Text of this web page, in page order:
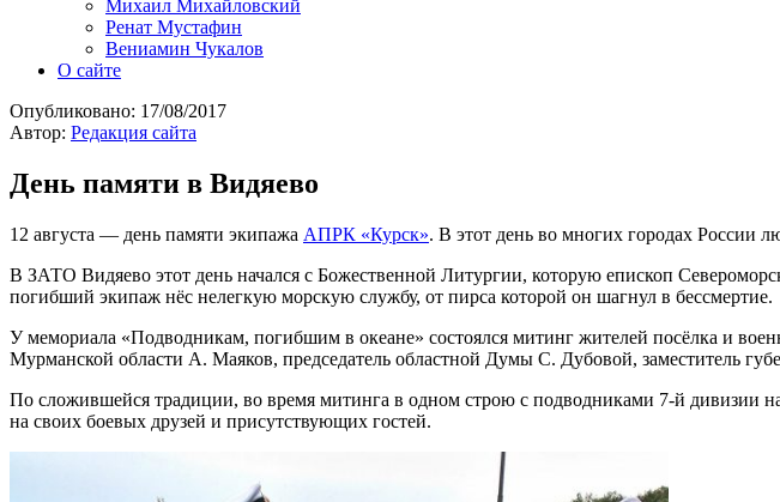
Михаил Михайловский
Ренат Мустафин
Вениамин Чукалов
О сайте
Опубликовано: 17/08/2017
Автор: Редакция сайта
День памяти в Видяево
12 августа — день памяти экипажа АПРК «Курск». В этот день во многих городах России
В ЗАТО Видяево этот день начался с Божественной Литургии, которую епископ
погибший экипаж нёс нелегкую морскую службу, от пирса которой он шагнул в бессмертие.
У мемориала «Подводникам, погибшим в океане» состоялся митинг жителей посёлка и
Мурманской области А. Маяков, председатель областной Думы С. Дубовой, заместитель
По сложившейся традиции, во время митинга в одном строю с подводниками 7-й дивизии
на своих боевых друзей и присутствующих гостей.